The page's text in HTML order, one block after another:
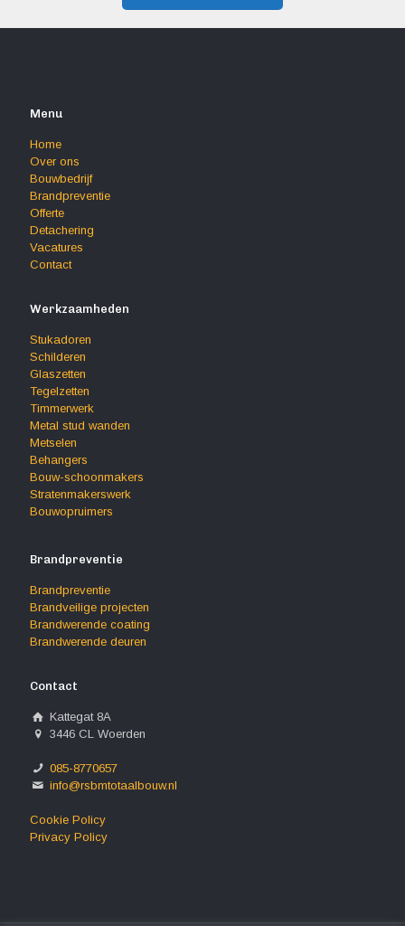
Menu
Home
Over ons
Bouwbedrijf
Brandpreventie
Offerte
Detachering
Vacatures
Contact
Werkzaamheden
Stukadoren
Schilderen
Glaszetten
Tegelzetten
Timmerwerk
Metal stud wanden
Metselen
Behangers
Bouw-schoonmakers
Stratenmakerswerk
Bouwopruimers
Brandpreventie
Brandpreventie
Brandveilige projecten
Brandwerende coating
Brandwerende deuren
Contact
Kattegat 8A
3446 CL Woerden
085-8770657
info@rsbmtotaalbouw.nl
Cookie Policy
Privacy Policy